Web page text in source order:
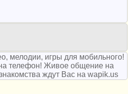
мелодии, игры для мобильного!
телефон! Живое общение на
ждут Вас на wapik.us